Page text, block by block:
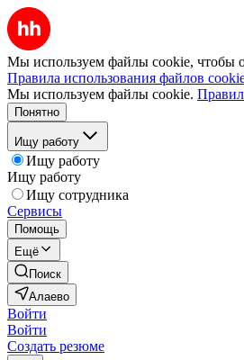
Мы используем файлы cookie, чтобы
Правила использования файлов
Мы используем файлы cookie.
Понятно
Ищу работу
Ищу работу
Ищу работу
Ищу сотрудника
Сервисы
Помощь
Ещё
Поиск
Алаево
Войти
Войти
Создать резюме